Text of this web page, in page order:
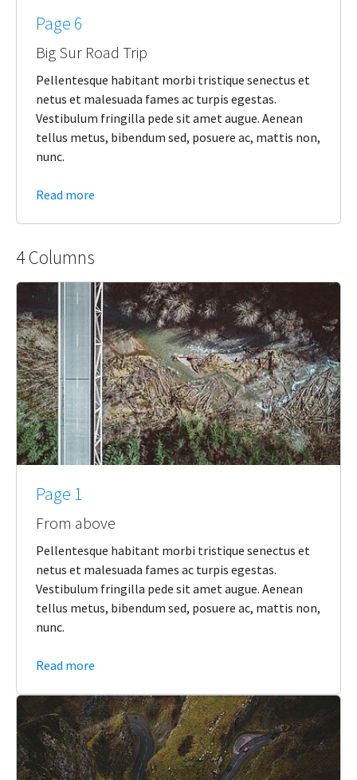
Page 6
Big Sur Road Trip
Pellentesque habitant morbi tristique senectus et
netus et malesuada fames ac turpis egestas.
Vestibulum fringilla pede sit amet augue. Aenean
tellus metus, bibendum sed, posuere ac, mattis non,
nunc.
Read more
4 Columns
Page 1
From above
Pellentesque habitant morbi tristique senectus et
netus et malesuada fames ac turpis egestas.
Vestibulum fringilla pede sit amet augue. Aenean
tellus metus, bibendum sed, posuere ac, mattis non,
nunc.
Read more